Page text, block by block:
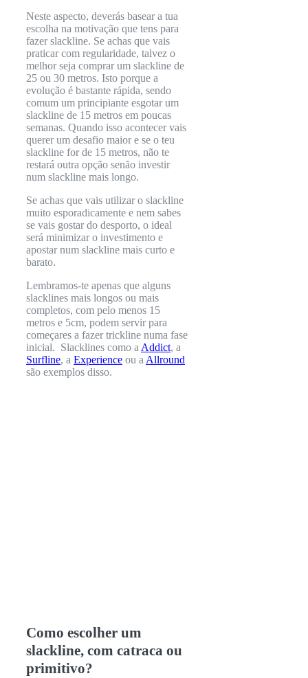
Neste aspecto, deverás basear a tua
escolha na motivação que tens para
fazer slackline. Se achas que vais
praticar com regularidade, talvez o
melhor seja comprar um slackline de
25 ou 30 metros. Isto porque a
evolução é bastante rápida, sendo
comum um principiante esgotar um
slackline de 15 metros em poucas
semanas. Quando isso acontecer vais
querer um desafio maior e se o teu
slackline for de 15 metros, não te
restará outra opção senão investir
num slackline mais longo.
Se achas que vais utilizar o slackline
muito esporadicamente e nem sabes
se vais gostar do desporto, o ideal
será minimizar o investimento e
apostar num slackline mais curto e
barato.
Lembramos-te apenas que alguns
slacklines mais longos ou mais
completos, com pelo menos 15
metros e 5cm, podem servir para
começares a fazer trickline numa fase
inicial. Slacklines como a Addict, a
Surfline, a Experience ou a Allround
são exemplos disso.
Como escolher um
slackline, com catraca ou
primitivo?